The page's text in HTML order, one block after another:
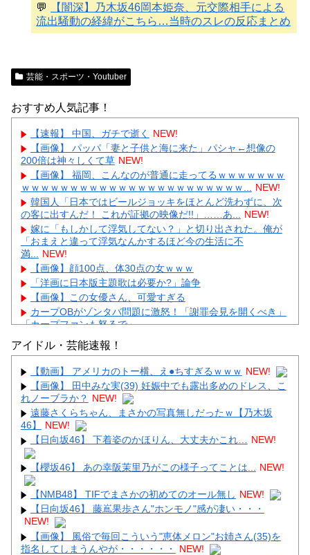
💬
【闇深】乃木坂46岡本姫奈、元交際相手による
流出騒動の経緯がこちら…当時のスレの反応まとめ
芸能・スポーツ・Youtuber
おすすめ人気記事！
【速報】 中国、ガチで逝く
NEW!
【画像】 パッパ「妻と子供と海に来た」パシャ←想像の
200倍は神々しくて草 NEW!
【画像】 福岡、こんなのが普通に走ってるｗｗｗｗｗｗｗ
ｗｗｗｗｗｗｗｗｗｗｗｗｗｗｗｗｗｗｗｗｗｗｗ...
NEW!
韓国人「日本ではビールジョッキをほとんど洗わずに、次
の客に出すんだ！ これが証拠の映像だ!!」……あ...
NEW!
嫁に「もしかして浮気してない？」と切り出された。俺が
「おまえと違って浮気なんかするほど今の生活に不
満...
NEW!
【画像】顔100点、体30点の女ｗｗｗ
「洋画に日本版主題歌は必要か?」論争
【画像】この女優さん、可愛すぎる
カープOBがゾンタバ問題に激怒！「謝罪会見を開くべき」
「カープファンも怒るで」
【画像】顔100点、体30点の女ｗｗｗ
Powered by livedoor 相互RSS
アイドル・芸能速報！
【動画】 アメリカのトー横、え●ちすぎるｗｗｗ NEW!
【画像】 田中みな実(39) 妊娠中でも露出多めのドレス、こ
れノーブラか？ NEW!
遠藤さくらちゃん、まさかの写真無しだったｗ【乃木坂
46】
NEW!
【日向坂46】 下着姿のかほりん、大丈夫かこれ… NEW!
【櫻坂46】 あの幸阪茉里乃がこの様子ってことは... NEW!
【NMB48】 TIFでまさかの初めてのオール無し NEW!
【日向坂46】 藤嶌果歩さん"ホンモノ"感が凄い・・・
NEW!
【画像】 風俗で毎回こういう"恵体メロン"お姉さん(35)を
指名してしまうんやが・・・・・・
NEW!